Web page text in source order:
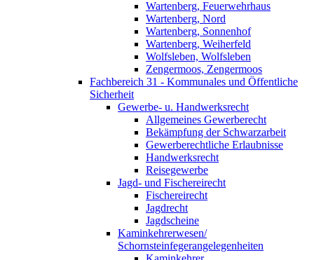
Wartenberg, Feuerwehrhaus
Wartenberg, Nord
Wartenberg, Sonnenhof
Wartenberg, Weiherfeld
Wolfsleben, Wolfsleben
Zengermoos, Zengermoos
Fachbereich 31 - Kommunales und Öffentliche
Sicherheit
Gewerbe- u. Handwerksrecht
Allgemeines Gewerberecht
Bekämpfung der Schwarzarbeit
Gewerberechtliche Erlaubnisse
Handwerksrecht
Reisegewerbe
Jagd- und Fischereirecht
Fischereirecht
Jagdrecht
Jagdscheine
Kaminkehrerwesen/
Schornsteinfegerangelegenheiten